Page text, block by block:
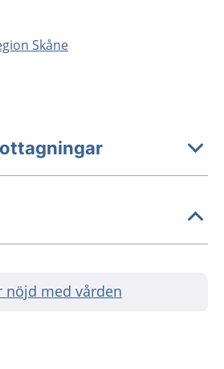
Skåne
nöjd med vården